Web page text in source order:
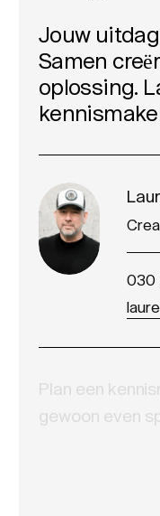
Jouw
Samen
oplossing.
030
Plan een
gewoon even